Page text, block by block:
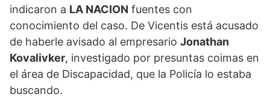
indicaron a LA NACION fuentes con
conocimiento del caso. De Vicentis está acusado
de haberle avisado al empresario Jonathan
Kovalivker, investigado por presuntas coimas en
el área de Discapacidad, que la Policía lo estaba
buscando.